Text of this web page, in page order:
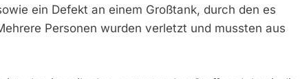
ein Defekt an einem Großtank, durch den es
Personen wurden verletzt und mussten aus